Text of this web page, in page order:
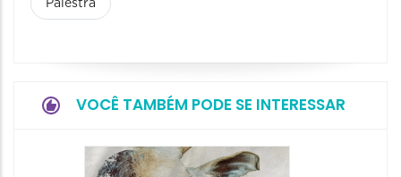
Palestra
VOCÊ TAMBÉM PODE SE INTERESSAR